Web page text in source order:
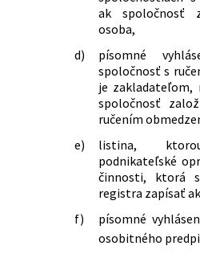
ak spoločnosť
osoba,
d)
písomné
spoločnosť s
je zakladateľom,
spoločnosť
ručením
e)
listina,
podnikateľské
činnosti, ktorá
registra zapísať
f)
písomné
osobitného